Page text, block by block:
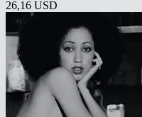
26,16 USD